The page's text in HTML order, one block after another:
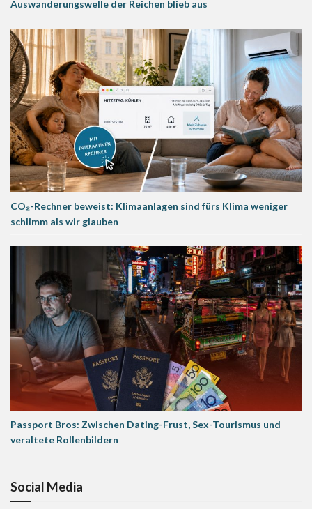
Auswanderungswelle der Reichen blieb aus
CO₂-Rechner beweist: Klimaanlagen sind fürs Klima weniger
schlimm als wir glauben
Passport Bros: Zwischen Dating-Frust, Sex-Tourismus und
veraltete Rollenbildern
Social Media